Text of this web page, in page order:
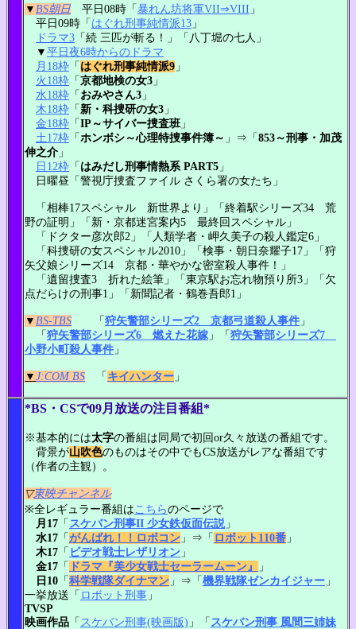
▼ BS朝日 平日08時「暴れん坊将軍VII⇒VIII 」
平日09時「 はぐれ刑事純情派13 」
ドラマ3 「続 三匹が斬る！」「八丁堀の七人」
▼ 平日夜6時からのドラマ
月18枠 「 はぐれ刑事純情派9 」
火18枠 「京都地検の女3 」
水18枠 「 おみやさん3 」
木18枠 「 新・科捜研の女3 」
金18枠 「IP～サイバー捜査班 」
土17枠 「ホンボシ～心理特捜事件簿～ 」⇒「853～刑事・加茂
伸之介 」
日12枠 「 はみだし刑事情熱系 PART5 」
日曜昼「警視庁捜査ファイル さくら署の女たち」
「相棒17スペシャル 新世界より」「終着駅シリーズ34 荒
野の証明」「新・京都迷宮案内5 最終回スペシャル」
「ドクター彦次郎2」「人類学者・岬久美子の殺人鑑定6」
「科捜研の女スペシャル2010」「検事・朝日奈耀子17」「狩
矢父娘シリーズ14 京都・華やかな密室殺人事件！」
「遺留捜査3 折れた絵筆」「東京駅お忘れ物預り所3」「欠
点だらけの刑事1」「新聞記者・鶴巻吾郎1」
▼ BS-TBS 「狩矢警部シリーズ2 京都弓道殺人事件 」
「狩矢警部シリーズ6 燃えた花嫁 」「狩矢警部シリーズ7
小野小町殺人事件 」
▼ J:COM BS 「 キイハンター 」
*BS・CSで09月放送の注目番組*
※基本的には太字の番組は同局で初回or久々放送の番組です。
背景が山吹色のものはその中でもCS放送がレアな番組です
（作者の主観）。
▽東映チャンネル
※全レギュラー番組は こちらのページで
月17 「 スケバン刑事II 少女鉄仮面伝説 」
水17 「がんばれ！！ロボコン 」⇒「 ロボット110番 」
木17 「 ビデオ戦士レザリオン 」
金17 「 ドラマ『美少女戦士セーラームーン』
」
日10 「科学戦隊ダイナマン 」⇒「機界戦隊ゼンカイジャー 」
一挙放送「 ロボット刑事 」
TVSP
映画作品 「 スケバン刑事(映画版) 」「 スケバン刑事 風間三姉妹